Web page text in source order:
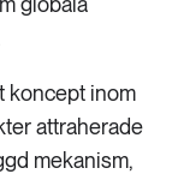
koncept inom
attraherade
mekanism,